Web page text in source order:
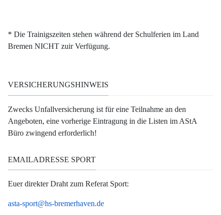
* Die Trainigszeiten stehen während der Schulferien im Land
Bremen NICHT zuir Verfügung.
VERSICHERUNGSHINWEIS
Zwecks Unfallversicherung ist für eine Teilnahme an den
Angeboten, eine vorherige Eintragung in die Listen im AStA
Büro zwingend erforderlich!
EMAILADRESSE SPORT
Euer direkter Draht zum Referat Sport:
asta-sport@hs-bremerhaven.de